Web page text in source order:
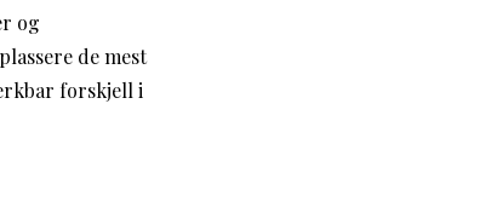
og
de mest
forskjell i